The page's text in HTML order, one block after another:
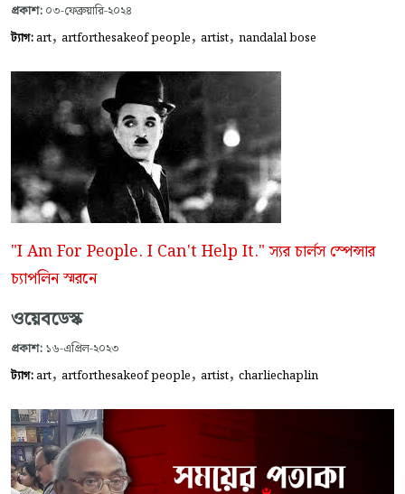
প্রকাশ: ০৩-ফেব্রুয়ারি-২০২৪
ট্যাগ:art, artforthesakeof people, artist, nandalal bose
"I Am For People. I Can't Help It." স্যর চার্লস স্পেন্সার
চ্যাপলিন স্মরনে
ওয়েবডেস্ক
প্রকাশ: ১৬-এপ্রিল-২০২৩
ট্যাগ:art, artforthesakeof people, artist, charliechaplin